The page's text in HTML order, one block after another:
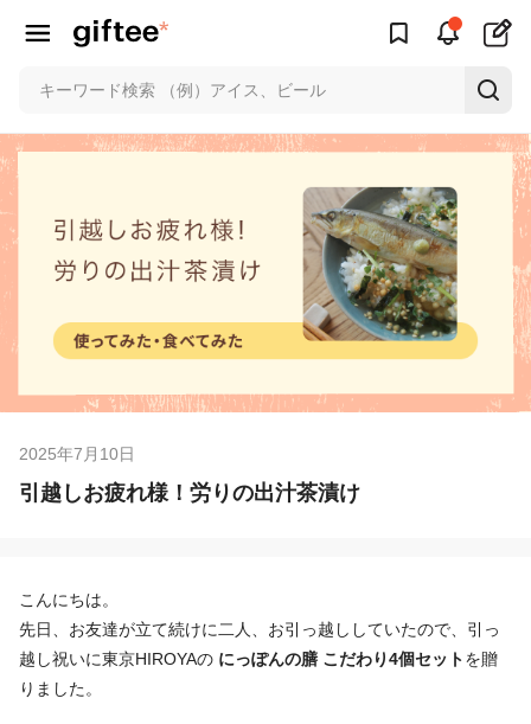
2025年7月10日
引越しお疲れ様！労りの出汁茶漬け
こんにちは。
先日、お友達が立て続けに二人、お引っ越ししていたので、引っ
越し祝いに東京HIROYAの にっぽんの膳 こだわり4個セットを贈
りました。